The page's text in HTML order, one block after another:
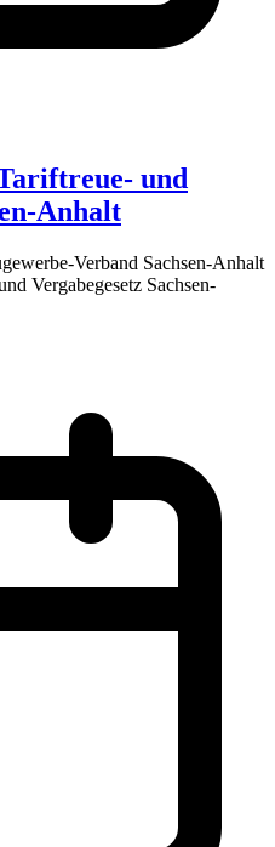
und
Anhalt
Verband Sachsen-Anhalt
Vergabegesetz Sachsen-